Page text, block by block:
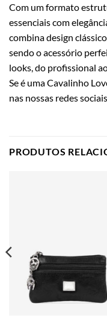
Com um formato
essenciais com
combina design
sendo o acessório
looks, do profissional
Se é uma Cavalinho
nas nossas redes
PRODUTOS